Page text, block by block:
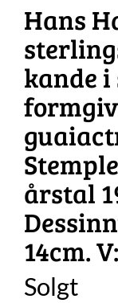
Hans
kande
årstal
14cm.
Solgt